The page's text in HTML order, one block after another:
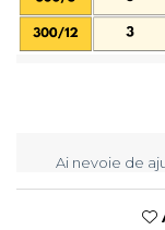
Remorci Transport
Remorci Transport
Semănători
Semănători Păioase
Tocătoare
Ai nevoie de